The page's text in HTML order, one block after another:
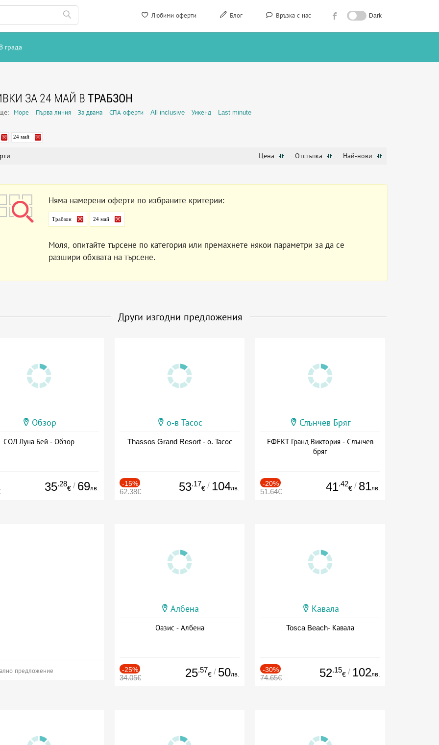
Любими оферти Блог Връзка с нас Dark
В града
ЗА 24 МАЙ В ТРАБЗОН
Море Първа линия За двама СПА оферти All inclusive Уикенд Last minute
24 май
Цена Отстъпка Най-нови
Няма намерени оферти по избраните критерии:
Трабзон 24 май
Моля, опитайте търсене по категория или премахнете някои параметри за да се
разшири обхвата на търсене.
Други изгодни предложения
Обзор
СОЛ Луна Бей - Обзор
35.28
€ / 69лв.
о-в Тасос
Thassos Grand Resort - о. Тасос
-15%
62.38€ 53.17
€ / 104лв.
Слънчев Бряг
ЕФЕКТ Гранд Виктория - Слънчев
бряг
-20%
51.64€ 41.42
€ / 81лв.
предложение
Албена
Оазис - Албена
-25%
34.05€ 25.57
€ / 50лв.
Кавала
Tosca Beach- Кавала
-30%
74.65€ 52.15
€ / 102лв.